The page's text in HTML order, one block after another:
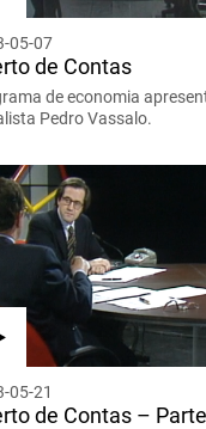
05-07
de Contas
de economia
Pedro Vassalo.
05-21
de Contas –